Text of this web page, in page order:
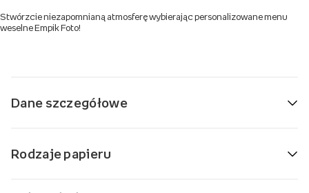
Stwórzcie niezapomnianą atmosferę wybierając personalizowane menu
weselne Empik Foto!
Dane szczegółowe
Rodzaje papieru